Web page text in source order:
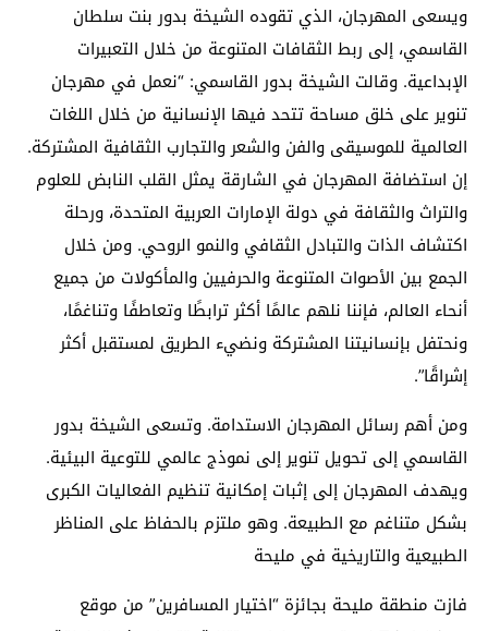
ويسعى المهرجان، الذي تقوده الشيخة بدور بنت سلطان
القاسمي، إلى ربط الثقافات المتنوعة من خلال التعبيرات
الإبداعية. وقالت الشيخة بدور القاسمي: “نعمل في مهرجان
تنوير على خلق مساحة تتحد فيها الإنسانية من خلال اللغات
العالمية للموسيقى والفن والشعر والتجارب الثقافية المشتركة.
إن استضافة المهرجان في الشارقة يمثل القلب النابض للعلوم
والتراث والثقافة في دولة الإمارات العربية المتحدة، ورحلة
اكتشاف الذات والتبادل الثقافي والنمو الروحي. ومن خلال
الجمع بين الأصوات المتنوعة والحرفيين والمأكولات من جميع
أنحاء العالم، فإننا نلهم عالمًا أكثر ترابطًا وتعاطفًا وتناغمًا،
ونحتفل بإنسانيتنا المشتركة ونضيء الطريق لمستقبل أكثر
إشراقًا”.
ومن أهم رسائل المهرجان الاستدامة. وتسعى الشيخة بدور
القاسمي إلى تحويل تنوير إلى نموذج عالمي للتوعية البيئية.
ويهدف المهرجان إلى إثبات إمكانية تنظيم الفعاليات الكبرى
بشكل متناغم مع الطبيعة. وهو ملتزم بالحفاظ على المناظر
الطبيعية والتاريخية في مليحة
فازت منطقة مليحة بجائزة “اختيار المسافرين” من موقع